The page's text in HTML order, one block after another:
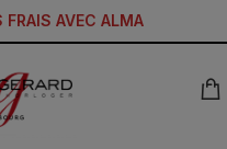
FRAIS AVEC ALMA